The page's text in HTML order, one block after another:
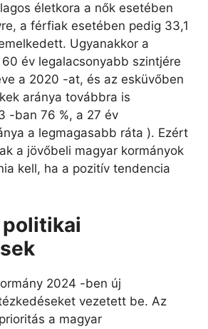
életkora a nők esetében
a férfiak esetében pedig 33,1
Ugyanakkor a
év legalacsonyabb szintjére
a 2020 -at, és az esküvőben
aránya továbbra is
-ban 76 %, a 27 év
a legmagasabb ráta ). Ezért
a jövőbeli magyar kormányok
kell, ha a pozitív tendencia
2024 -ben új
vezetett be. Az
a magyar